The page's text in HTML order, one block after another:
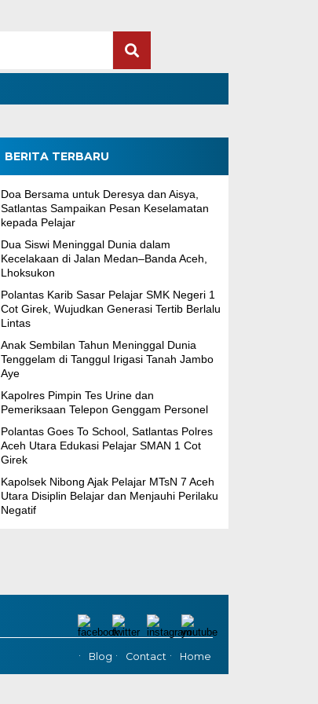
BERITA TERBARU
Doa Bersama untuk Deresya dan Aisya,
Satlantas Sampaikan Pesan Keselamatan
kepada Pelajar
Dua Siswi Meninggal Dunia dalam
Kecelakaan di Jalan Medan–Banda Aceh,
Lhoksukon
Polantas Karib Sasar Pelajar SMK Negeri 1
Cot Girek, Wujudkan Generasi Tertib Berlalu
Lintas
Anak Sembilan Tahun Meninggal Dunia
Tenggelam di Tanggul Irigasi Tanah Jambo
Aye
Kapolres Pimpin Tes Urine dan
Pemeriksaan Telepon Genggam Personel
Polantas Goes To School, Satlantas Polres
Aceh Utara Edukasi Pelajar SMAN 1 Cot
Girek
Kapolsek Nibong Ajak Pelajar MTsN 7 Aceh
Utara Disiplin Belajar dan Menjauhi Perilaku
Negatif
Blog Contact Home